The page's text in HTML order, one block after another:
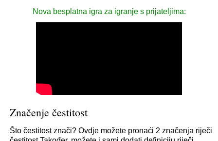
Nova besplatna igra za igranje s prijateljima:
Značenje čestitost
Što čestitost znači? Ovdje možete pronaći 2 značenja riječi